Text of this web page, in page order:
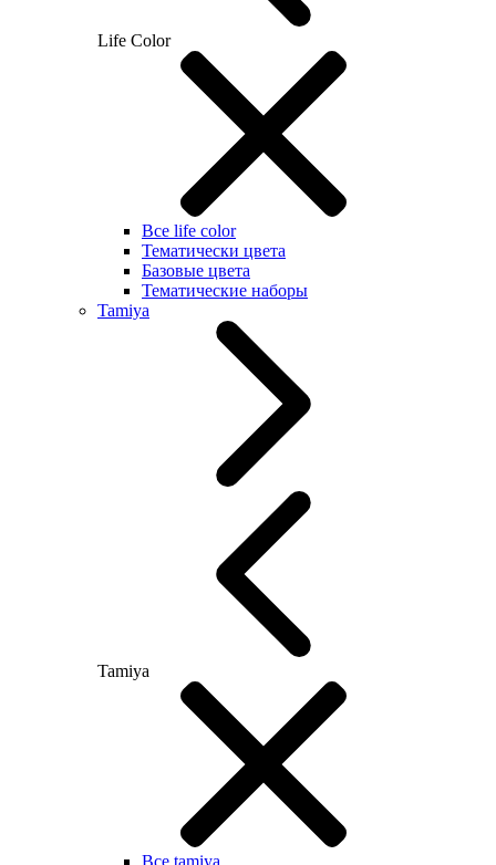
Life Color
Все life color
Тематически цвета
Базовые цвета
Тематические наборы
Tamiya
Tamiya
Все tamiya